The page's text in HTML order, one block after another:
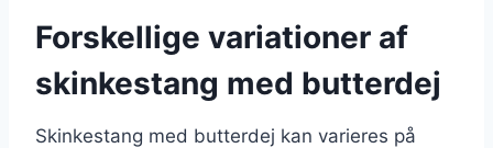
Forskellige variationer af
skinkestang med butterdej
Skinkestang med butterdej kan varieres på